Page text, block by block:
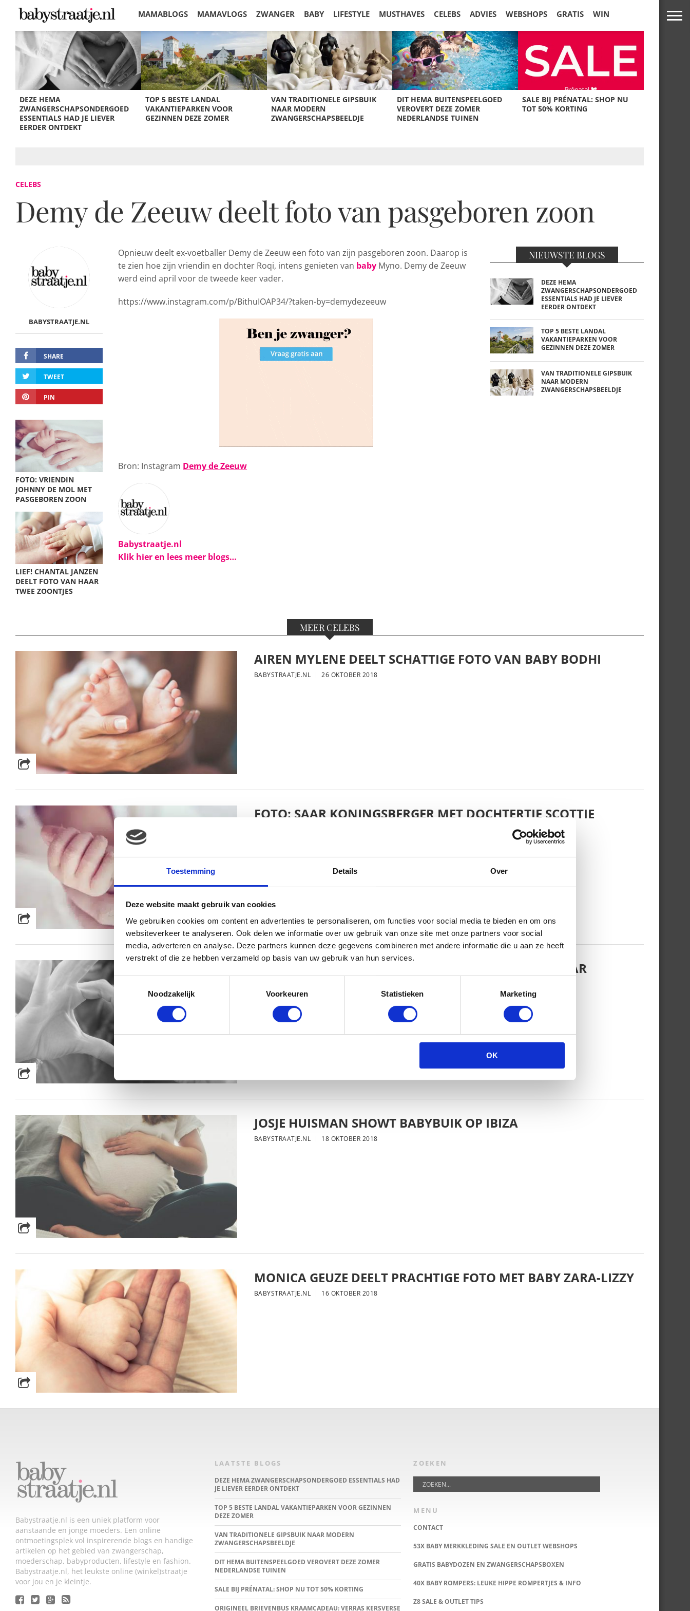
Toestemming Details Over
Deze website maakt gebruik van cookies
We gebruiken cookies om content en advertenties te personaliseren, om functies voor social media te bieden en om ons
websiteverkeer te analyseren. Ook delen we informatie over uw gebruik van onze site met onze partners voor social
media, adverteren en analyse. Deze partners kunnen deze gegevens combineren met andere informatie die u aan ze heeft
verstrekt of die ze hebben verzameld op basis van uw gebruik van hun services.
Noodzakelijk
Voorkeuren Statistieken Marketing
OK
MAMABLOGS MAMAVLOGS ZWANGER BABY LIFESTYLE MUSTHAVES CELEBS ADVIES WEBSHOPS GRATIS WIN
KORTINGEN
DEZE HEMA
ZWANGERSCHAPSONDERGOED
ESSENTIALS HAD JE LIEVER
EERDER ONTDEKT
TOP 5 BESTE LANDAL
VAKANTIEPARKEN VOOR
GEZINNEN DEZE ZOMER
VAN TRADITIONELE GIPSBUIK
NAAR MODERN
ZWANGERSCHAPSBEELDJE
DIT HEMA BUITENSPEELGOED
VEROVERT DEZE ZOMER
NEDERLANDSE TUINEN
SALE BIJ PRÉNATAL: SHOP NU
TOT 50% KORTING
CELEBS
Demy de Zeeuw deelt foto van pasgeboren zoon
BABYSTRAATJE.NL
SHARE
TWEET
PIN
FOTO: VRIENDIN
JOHNNY DE MOL MET
PASGEBOREN ZOON
LIEF! CHANTAL JANZEN
DEELT FOTO VAN HAAR
TWEE ZOONTJES
Opnieuw deelt ex-voetballer Demy de Zeeuw een foto van zijn pasgeboren zoon. Daarop is
te zien hoe zijn vriendin en dochter Roqi, intens genieten van baby Myno. Demy de Zeeuw
werd eind april voor de tweede keer vader.
https://www.instagram.com/p/BithuIOAP34/?taken-by=demydezeeuw
Bron: Instagram Demy de Zeeuw
Babystraatje.nl
Klik hier en lees meer blogs…
NIEUWSTE BLOGS
DEZE HEMA
ZWANGERSCHAPSONDERGOED
ESSENTIALS HAD JE LIEVER
EERDER ONTDEKT
TOP 5 BESTE LANDAL
VAKANTIEPARKEN VOOR
GEZINNEN DEZE ZOMER
VAN TRADITIONELE GIPSBUIK
NAAR MODERN
ZWANGERSCHAPSBEELDJE
MEER CELEBS
AIREN MYLENE DEELT SCHATTIGE FOTO VAN BABY BODHI
BABYSTRAATJE.NL 26 OKTOBER 2018
FOTO: SAAR KONINGSBERGER MET DOCHTERTJE SCOTTIE
KIM KÖTTER DEELT PRACHTIGE GEZINSFOTO MET HAAR
JOSJE HUISMAN SHOWT BABYBUIK OP IBIZA
BABYSTRAATJE.NL 18 OKTOBER 2018
MONICA GEUZE DEELT PRACHTIGE FOTO MET BABY ZARA-LIZZY
BABYSTRAATJE.NL 16 OKTOBER 2018
Babystraatje.nl is een uniek platform voor
aanstaande en jonge moeders. Een online
ontmoetingsplek vol inspirerende blogs en handige
artikelen op het gebied van zwangerschap,
moederschap, babyproducten, lifestyle en fashion.
Babystraatje.nl, het leukste online (winkel)straatje
voor jou en je kleintje.
LAATSTE BLOGS
DEZE HEMA ZWANGERSCHAPSONDERGOED ESSENTIALS HAD
JE LIEVER EERDER ONTDEKT
TOP 5 BESTE LANDAL VAKANTIEPARKEN VOOR GEZINNEN
DEZE ZOMER
VAN TRADITIONELE GIPSBUIK NAAR MODERN
ZWANGERSCHAPSBEELDJE
DIT HEMA BUITENSPEELGOED VEROVERT DEZE ZOMER
NEDERLANDSE TUINEN
SALE BIJ PRÉNATAL: SHOP NU TOT 50% KORTING
ORIGINEEL BRIEVENBUS KRAAMCADEAU: VERRAS KERSVERSE
ZOEKEN
MENU
CONTACT
53X BABY MERKKLEDING SALE EN OUTLET WEBSHOPS
GRATIS BABYDOZEN EN ZWANGERSCHAPSBOXEN
40X BABY ROMPERS: LEUKE HIPPE ROMPERTJES & INFO
Z8 SALE & OUTLET TIPS